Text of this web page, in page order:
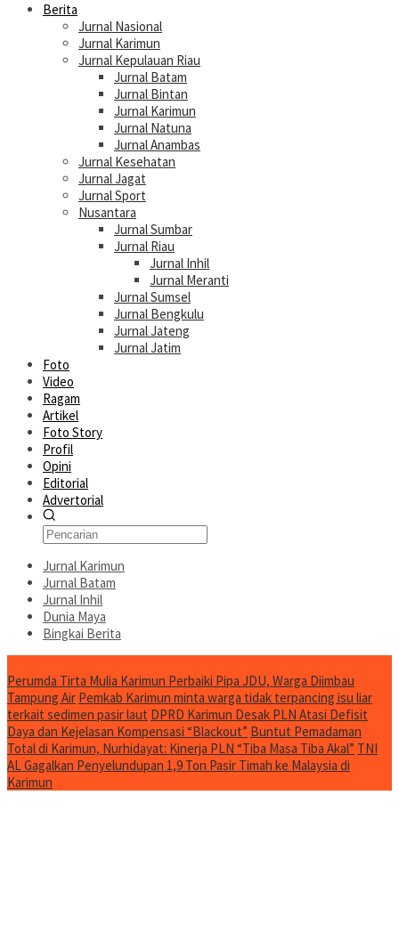
Berita
Jurnal Nasional
Jurnal Karimun
Jurnal Kepulauan Riau
Jurnal Batam
Jurnal Bintan
Jurnal Karimun
Jurnal Natuna
Jurnal Anambas
Jurnal Kesehatan
Jurnal Jagat
Jurnal Sport
Nusantara
Jurnal Sumbar
Jurnal Riau
Jurnal Inhil
Jurnal Meranti
Jurnal Sumsel
Jurnal Bengkulu
Jurnal Jateng
Jurnal Jatim
Foto
Video
Ragam
Artikel
Foto Story
Profil
Opini
Editorial
Advertorial
Jurnal Karimun
Jurnal Batam
Jurnal Inhil
Dunia Maya
Bingkai Berita
Perumda Tirta Mulia Karimun Perbaiki Pipa JDU, Warga Diimbau
Tampung Air Pemkab Karimun minta warga tidak terpancing isu liar
terkait sedimen pasir laut DPRD Karimun Desak PLN Atasi Defisit
Daya dan Kejelasan Kompensasi “Blackout” Buntut Pemadaman
Total di Karimun, Nurhidayat: Kinerja PLN “Tiba Masa Tiba Akal” TNI
AL Gagalkan Penyelundupan 1,9 Ton Pasir Timah ke Malaysia di
Karimun